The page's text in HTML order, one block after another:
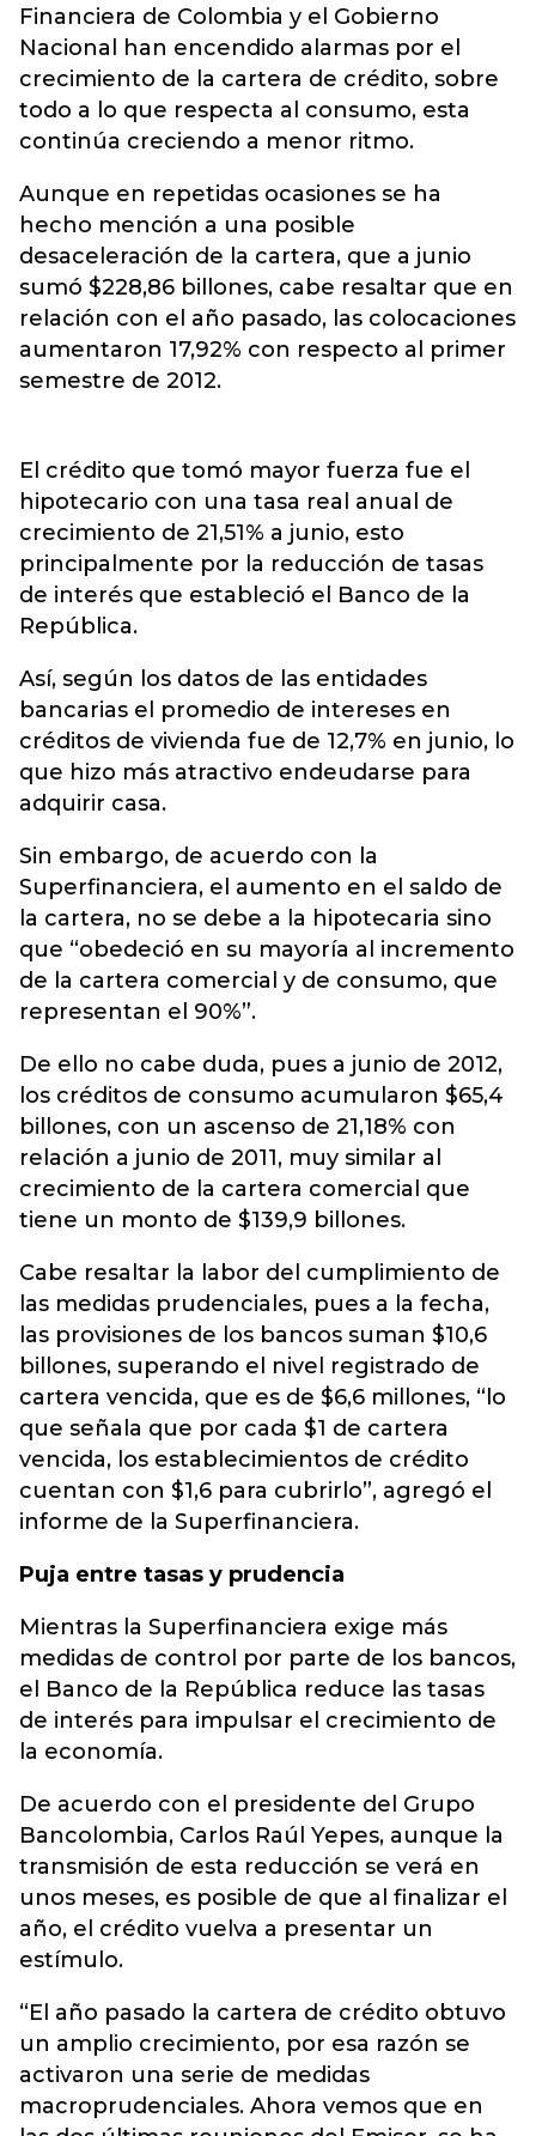
Financiera de Colombia y el Gobierno
Nacional han encendido alarmas por el
crecimiento de la cartera de crédito, sobre
todo a lo que respecta al consumo, esta
continúa creciendo a menor ritmo.
Aunque en repetidas ocasiones se ha
hecho mención a una posible
desaceleración de la cartera, que a junio
sumó $228,86 billones, cabe resaltar que en
relación con el año pasado, las colocaciones
aumentaron 17,92% con respecto al primer
semestre de 2012.
El crédito que tomó mayor fuerza fue el
hipotecario con una tasa real anual de
crecimiento de 21,51% a junio, esto
principalmente por la reducción de tasas
de interés que estableció el Banco de la
República.
Así, según los datos de las entidades
bancarias el promedio de intereses en
créditos de vivienda fue de 12,7% en junio, lo
que hizo más atractivo endeudarse para
adquirir casa.
Sin embargo, de acuerdo con la
Superfinanciera, el aumento en el saldo de
la cartera, no se debe a la hipotecaria sino
que “obedeció en su mayoría al incremento
de la cartera comercial y de consumo, que
representan el 90%”.
De ello no cabe duda, pues a junio de 2012,
los créditos de consumo acumularon $65,4
billones, con un ascenso de 21,18% con
relación a junio de 2011, muy similar al
crecimiento de la cartera comercial que
tiene un monto de $139,9 billones.
Cabe resaltar la labor del cumplimiento de
las medidas prudenciales, pues a la fecha,
las provisiones de los bancos suman $10,6
billones, superando el nivel registrado de
cartera vencida, que es de $6,6 millones, “lo
que señala que por cada $1 de cartera
vencida, los establecimientos de crédito
cuentan con $1,6 para cubrirlo”, agregó el
informe de la Superfinanciera.
Puja entre tasas y prudencia
Mientras la Superfinanciera exige más
medidas de control por parte de los bancos,
el Banco de la República reduce las tasas
de interés para impulsar el crecimiento de
la economía.
De acuerdo con el presidente del Grupo
Bancolombia, Carlos Raúl Yepes, aunque la
transmisión de esta reducción se verá en
unos meses, es posible de que al finalizar el
año, el crédito vuelva a presentar un
estímulo.
“El año pasado la cartera de crédito obtuvo
un amplio crecimiento, por esa razón se
activaron una serie de medidas
macroprudenciales. Ahora vemos que en